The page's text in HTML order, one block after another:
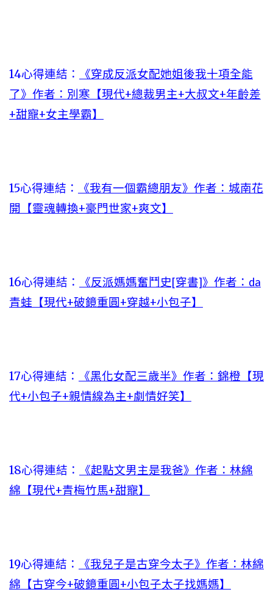
14心得連結：
《穿成反派女配她姐後我十項全能
了》作者：別寒【現代+總裁男主+大叔文+年齡差
+甜寵+女主學霸】
15心得連結：
《我有一個霸總朋友》作者：城南花
開【靈魂轉換+豪門世家+爽文】
16心得連結：
《反派媽媽奮鬥史[穿書]》作者：da
青蛙【現代+破鏡重圓+穿越+小包子】
17心得連結：
《黑化女配三歲半》作者：錦橙【現
代+小包子+親情線為主+劇情好笑】
18心得連結：
《起點文男主是我爸》作者：林綿
綿【現代+青梅竹馬+甜寵】
19心得連結：
《我兒子是古穿今太子》作者：林綿
綿【古穿今+破鏡重圓+小包子太子找媽媽】